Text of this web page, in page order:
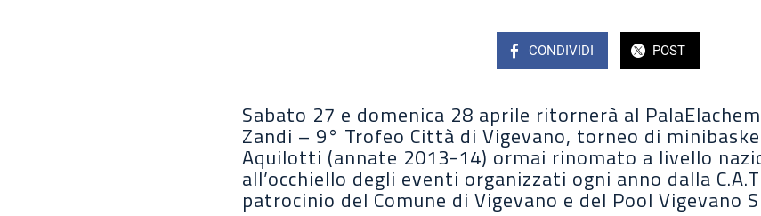
CONDIVIDI POST
Sabato 27 e domenica 28 aprile ritornerà al
Zandi – 9° Trofeo Città di Vigevano, torneo di
Aquilotti (annate 2013-14) ormai rinomato a livello
all’occhiello degli eventi organizzati ogni anno dalla
patrocinio del Comune di Vigevano e del Pool Vigevano